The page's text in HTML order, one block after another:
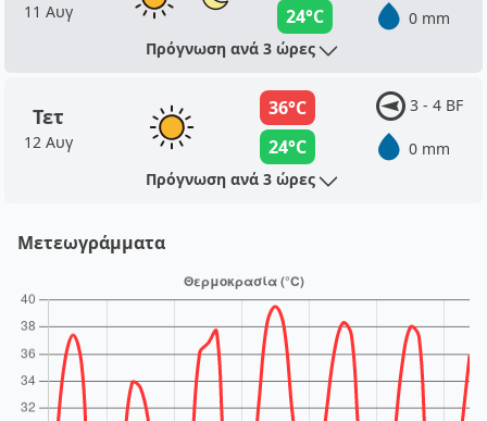
11 Αυγ
24°C
0 mm
Πρόγνωση ανά 3 ώρες
Τετ
12 Αυγ
36°C
24°C
3 - 4 BF
0 mm
Πρόγνωση ανά 3 ώρες
Μετεωγράμματα